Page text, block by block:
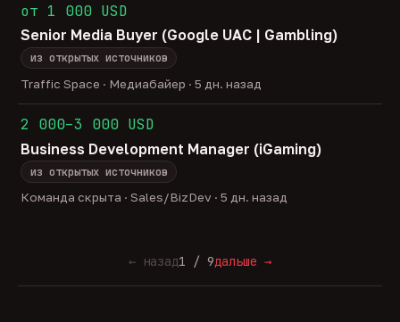
от 1 000 USD
Senior Media Buyer (Google UAC | Gambling)
из открытых источников
Traffic Space · Медиабайер · 5 дн. назад
2 000–3 000 USD
Business Development Manager (iGaming)
из открытых источников
Команда скрыта · Sales/BizDev · 5 дн. назад
← назад1 / 9дальше →